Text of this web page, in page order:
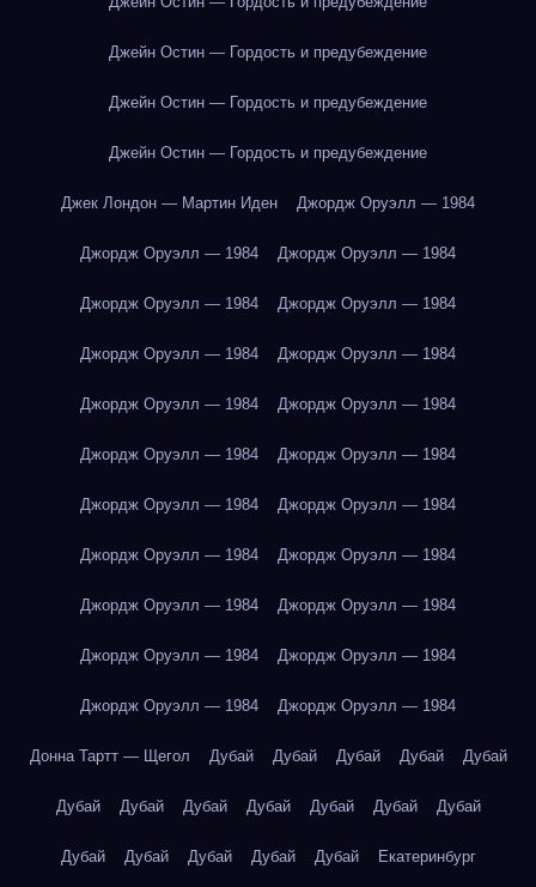
Джейн Остин — Гордость и предубеждение
Джейн Остин — Гордость и предубеждение
Джейн Остин — Гордость и предубеждение
Джек Лондон — Мартин Иден Джордж Оруэлл — 1984
Джордж Оруэлл — 1984 Джордж Оруэлл — 1984
Джордж Оруэлл — 1984 Джордж Оруэлл — 1984
Джордж Оруэлл — 1984 Джордж Оруэлл — 1984
Джордж Оруэлл — 1984 Джордж Оруэлл — 1984
Джордж Оруэлл — 1984 Джордж Оруэлл — 1984
Джордж Оруэлл — 1984 Джордж Оруэлл — 1984
Джордж Оруэлл — 1984 Джордж Оруэлл — 1984
Джордж Оруэлл — 1984 Джордж Оруэлл — 1984
Джордж Оруэлл — 1984 Джордж Оруэлл — 1984
Джордж Оруэлл — 1984 Джордж Оруэлл — 1984
Донна Тартт — Щегол Дубай Дубай Дубай Дубай Дубай
Дубай Дубай Дубай Дубай Дубай Дубай Дубай
Дубай Дубай Дубай Дубай Дубай Екатеринбург